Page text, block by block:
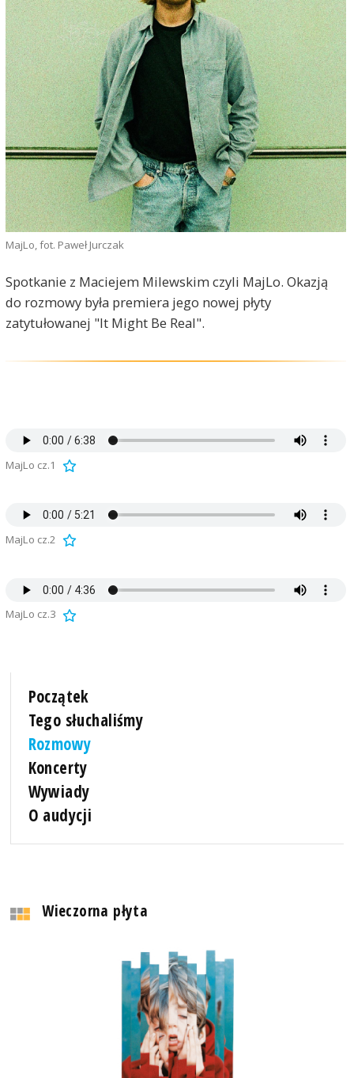
MajLo, fot. Paweł Jurczak
Spotkanie z Maciejem Milewskim czyli MajLo. Okazją
do rozmowy była premiera jego nowej płyty
zatytułowanej "It Might Be Real".
MajLo cz.1
MajLo cz.2
MajLo cz.3
Początek
Tego słuchaliśmy
Rozmowy
Koncerty
Wywiady
O audycji
Wieczorna płyta